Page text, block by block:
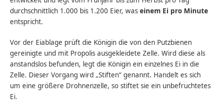
durchschnittlich 1.000 bis 1.200 Eier, waseinem Ei pro Minute
entspricht.
Vor der Eiablage prüft die Königin die von den Putzbienen
gereinigte und mit Propolis ausgekleidete Zelle. Wird diese als
anstandslos befunden, legt die Königin ein einzelnes Ei in die
Zelle. Dieser Vorgang wird „Stiften“ genannt. Handelt es sich
um eine größere Drohnenzelle, so stiftet sie ein unbefruchtetes
Ei.